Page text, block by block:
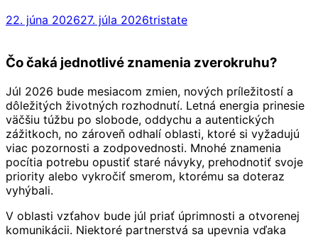
22. júna 202627. júla 2026tristate
Čo čaká jednotlivé znamenia zverokruhu?
Júl 2026 bude mesiacom zmien, nových príležitostí a
dôležitých životných rozhodnutí. Letná energia prinesie
väčšiu túžbu po slobode, oddychu a autentických
zážitkoch, no zároveň odhalí oblasti, ktoré si vyžadujú
viac pozornosti a zodpovednosti. Mnohé znamenia
pocítia potrebu opustiť staré návyky, prehodnotiť svoje
priority alebo vykročiť smerom, ktorému sa doteraz
vyhýbali.
V oblasti vzťahov bude júl priať úprimnosti a otvorenej
komunikácii. Niektoré partnerstvá sa upevnia vďaka